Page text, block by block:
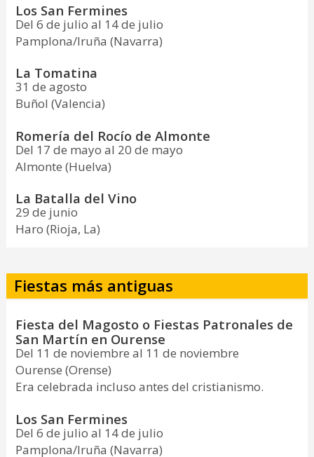
Los San Fermines
Del 6 de julio al 14 de julio
Pamplona/Iruña (Navarra)
La Tomatina
31 de agosto
Buñol (Valencia)
Romería del Rocío de Almonte
Del 17 de mayo al 20 de mayo
Almonte (Huelva)
La Batalla del Vino
29 de junio
Haro (Rioja, La)
Fiestas más antiguas
Fiesta del Magosto o Fiestas Patronales de
San Martín en Ourense
Del 11 de noviembre al 11 de noviembre
Ourense (Orense)
Era celebrada incluso antes del cristianismo.
Los San Fermines
Del 6 de julio al 14 de julio
Pamplona/Iruña (Navarra)